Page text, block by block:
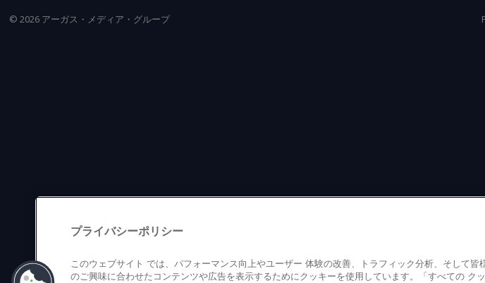
© 2026 アーガス・メディア・グループ
プライバシーポリシー
このウェブサイト では、パフォーマンス向上やユーザー 体験の改善、トラフィック分析、そして皆
のご興味に合わせたコンテンツや広告を表示するためにクッキーを使用しています。「すべての クッ